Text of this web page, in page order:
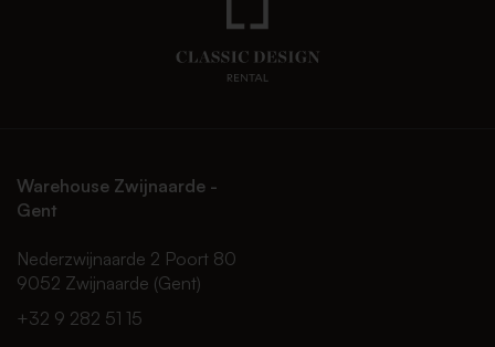
Warehouse Zwijnaarde -
Gent
Nederzwijnaarde 2 Poort 80
9052 Zwijnaarde (Gent)
+32 9 282 51 15